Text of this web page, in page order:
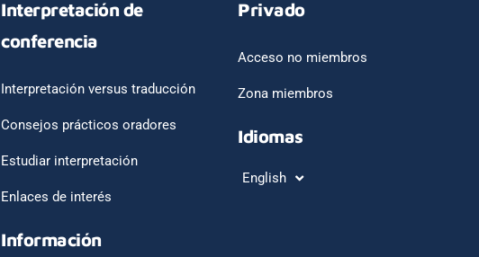
Interpretación de
conferencia
Interpretación versus traducción
Consejos prácticos oradores
Estudiar interpretación
Enlaces de interés
Información
Privado
Acceso no miembros
Zona miembros
Idiomas
English
Français